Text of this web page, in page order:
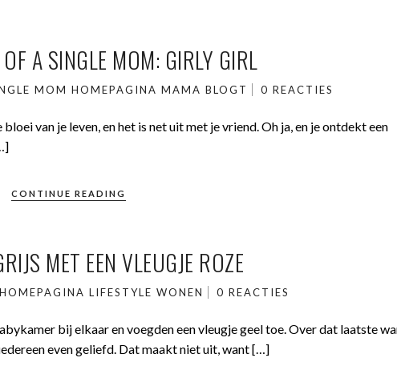
A SINGLE MOM: GIRLY GIRL
MOM HOMEPAGINA MAMA BLOGT 0 REACTIES
van je leven, en het is net uit met je vriend. Oh ja, en je ontdekt een
CONTINUE READING
MET EEN VLEUGJE ROZE
HOMEPAGINA LIFESTYLE WONEN 0 REACTIES
bij elkaar en voegden een vleugje geel toe. Over dat laatste
even geliefd. Dat maakt niet uit, want […]